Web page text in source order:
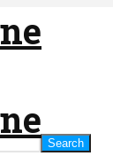
Search